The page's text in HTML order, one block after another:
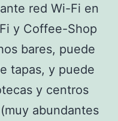
red Wi-Fi en
y Coffee-Shop
bares, puede
tapas, y puede
y centros
abundantes